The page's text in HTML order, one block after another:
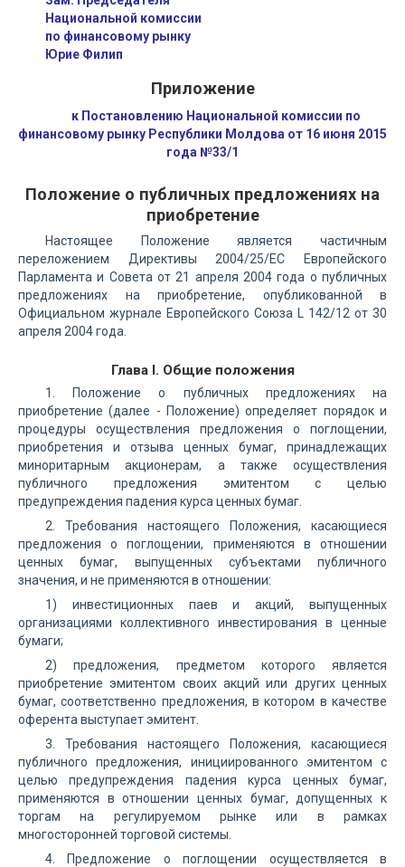
Национальной комиссии
по финансовому рынку
Юрие Филип
Приложение
к Постановлению Национальной комиссии по
финансовому рынку Республики Молдова от 16 июня 2015
года №33/1
Положение о публичных предложениях на
приобретение
Настоящее Положение является частичным
переложением Директивы 2004/25/ЕС Европейского
Парламента и Совета от 21 апреля 2004 года о публичных
предложениях на приобретение, опубликованной в
Официальном журнале Европейского Союза L 142/12 от 30
апреля 2004 года.
Глава I. Общие положения
1. Положение о публичных предложениях на
приобретение (далее - Положение) определяет порядок и
процедуры осуществления предложения о поглощении,
приобретения и отзыва ценных бумаг, принадлежащих
миноритарным акционерам, а также осуществления
публичного предложения эмитентом с целью
предупреждения падения курса ценных бумаг.
2. Требования настоящего Положения, касающиеся
предложения о поглощении, применяются в отношении
ценных бумаг, выпущенных субъектами публичного
значения, и не применяются в отношении:
1) инвестиционных паев и акций, выпущенных
организациями коллективного инвестирования в ценные
бумаги;
2) предложения, предметом которого является
приобретение эмитентом своих акций или других ценных
бумаг, соответственно предложения, в котором в качестве
оферента выступает эмитент.
3. Требования настоящего Положения, касающиеся
публичного предложения, инициированного эмитентом с
целью предупреждения падения курса ценных бумаг,
применяются в отношении ценных бумаг, допущенных к
торгам на регулируемом рынке или в рамках
многосторонней торговой системы.
4. Предложение о поглощении осуществляется в